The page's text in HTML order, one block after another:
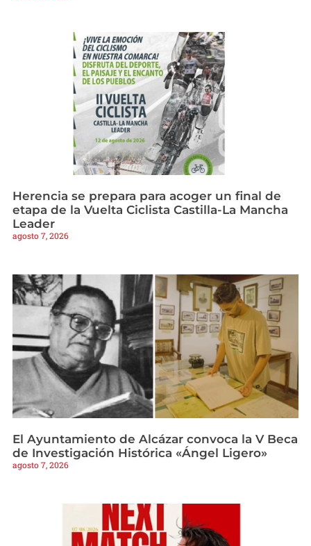
Herencia se prepara para acoger un final de
etapa de la Vuelta Ciclista Castilla-La Mancha
Leader
agosto 7, 2026
El Ayuntamiento de Alcázar convoca la V Beca
de Investigación Histórica «Ángel Ligero»
agosto 7, 2026